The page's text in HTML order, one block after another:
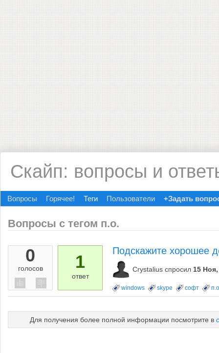
Скайп: вопросы и
Вопросы Горячее! Теги Пользователи +Задать
Вопросы с тегом п.о.
0
голосов 1
ответ
Подскажите хорошее
Crystalius спросил 15
windows skype софт
Для получения более полной информации посмотрите в